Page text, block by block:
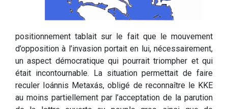
positionnement tablait sur le fait que le mouvement
d’opposition à l’invasion portait en lui, nécessairement,
un aspect démocratique qui pourrait triompher et qui
était incontournable. La situation permettait de faire
reculer Ioánnis Metaxás, obligé de reconnaître le KKE
au moins partiellement par l’acceptation de la parution